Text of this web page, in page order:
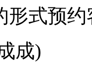
形式预
成)